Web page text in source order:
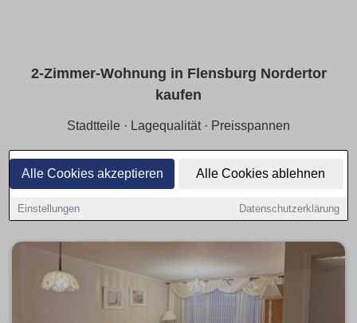
Alle Cookies akzeptieren Alle Cookies ablehnen
Einstellungen Datenschutzerklärung
2-Zimmer-Wohnung in Flensburg Nordertor
kaufen
Stadtteile · Lagequalität · Preisspannen
Für Single/Paare:2-Zimmer-ETW in Flensburg Nordertor
mit Fokus aufruhige Lage Preisspannen je Stadtteil.
und